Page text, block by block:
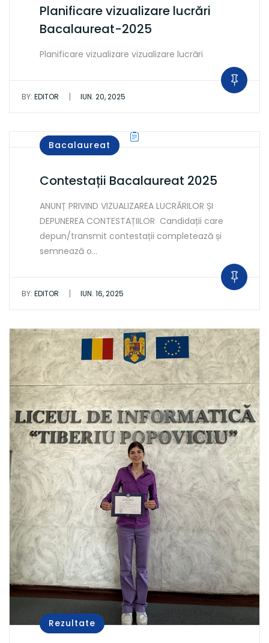
Planificare vizualizare lucrări
Bacalaureat-2025
Planificare vizualizare vizualizare lucrări
BY: EDITOR | IUN. 20, 2025
Bacalaureat
Contestații Bacalaureat 2025
ANUNȚ PRIVIND VIZUALIZAREA LUCRĂRILOR ȘI
DEPUNEREA CONTESTAȚIILOR Candidații care
depun/transmit contestații completează și
semnează o…
BY: EDITOR | IUN. 16, 2025
Rezultate